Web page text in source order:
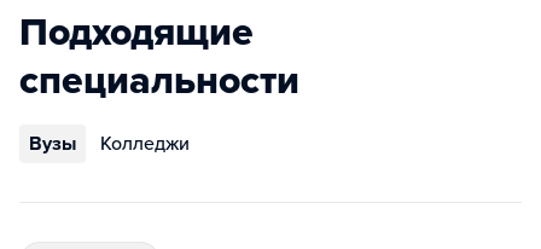
Подходящие
специальности
Вузы Колледжи